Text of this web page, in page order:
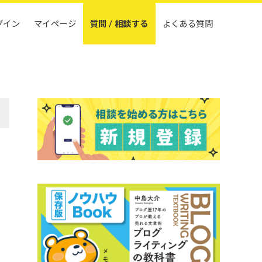
イン マイページ 質問 / 相談する よくある質問